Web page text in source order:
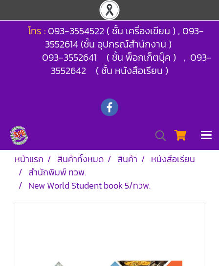
โทร : 093-3554522 ( ชั้น เครื่องเขียน ) , 093-
3552614 (ชั้น อุปกรณ์สำนักงาน )
093-3552641 ( ชั้น พ็อกเก็ตบุ๊ค ) , 093-
3552642 ( ชั้น หนังสือเรียน )
หน้าแรก สินค้าทั้งหมด สินค้า
หนังสือเรียน
สำนักพิมพ์ ทวพ.
New World Student book 5/ทวพ.